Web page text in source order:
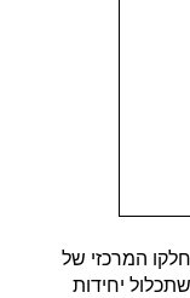
המרכזי של
יחידות